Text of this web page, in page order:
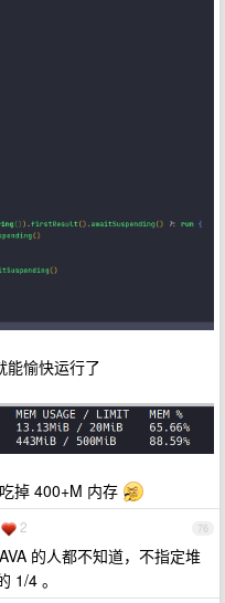
能愉快运行了
掉 400+M 内存
76
2
的人都不知道，不指定堆
1/4 。